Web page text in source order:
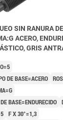
SIN RANURA
ACERO,
GRIS
DE BASE=ACERO
BASE=ENDURECIDO
F X 30°=1,3